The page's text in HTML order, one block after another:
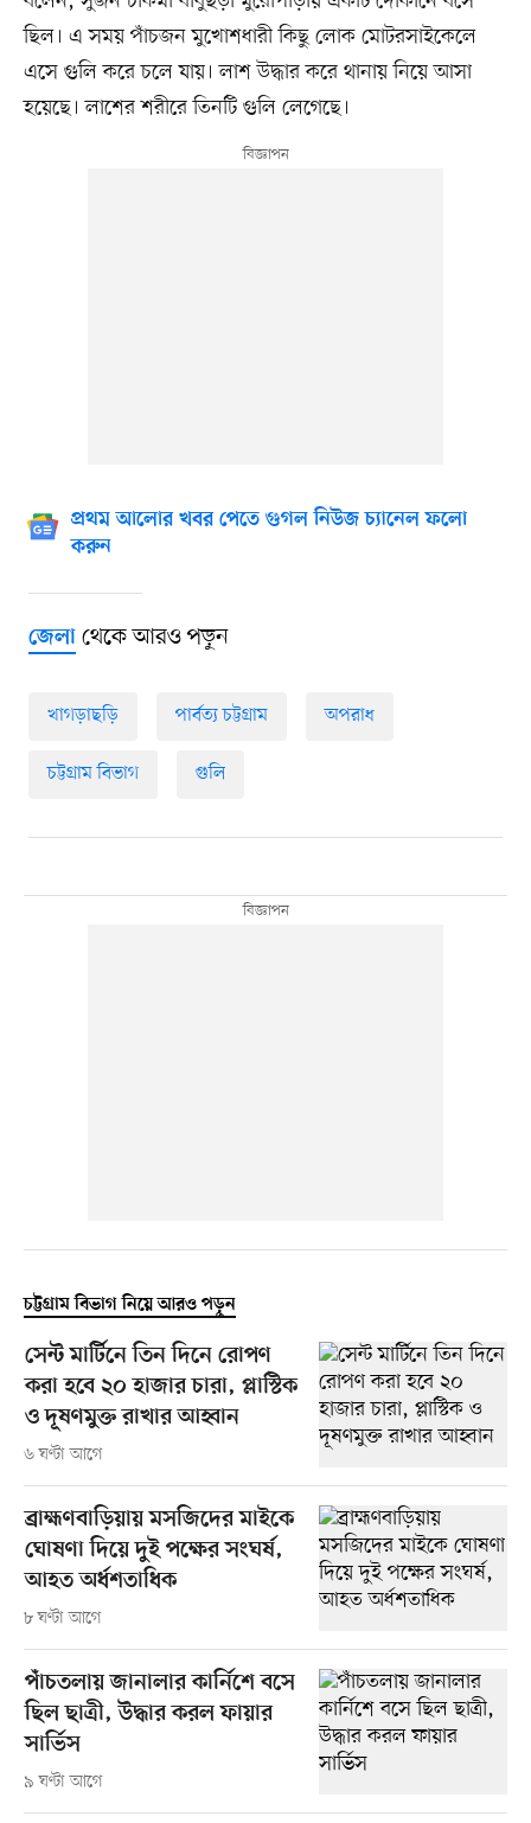
ছিল। এ সময় পাঁচজন মুখোশধারী কিছু লোক মোটরসাইকেলে
এসে গুলি করে চলে যায়। লাশ উদ্ধার করে থানায় নিয়ে আসা
হয়েছে। লাশের শরীরে তিনটি গুলি লেগেছে।
প্রথম আলোর খবর পেতে গুগল নিউজ চ্যানেল ফলো
করুন
জেলাথেকে আরও পড়ুন
খাগড়াছড়ি পার্বত্য চট্টগ্রাম অপরাধ
চট্টগ্রাম বিভাগ গুলি
চট্টগ্রাম বিভাগ নিয়ে আরও পড়ুন
সেন্ট মার্টিনে তিন দিনে রোপণ
করা হবে ২০ হাজার চারা, প্লাস্টিক
ও দূষণমুক্ত রাখার আহ্বান
৬ ঘণ্টা আগে
ব্রাহ্মণবাড়িয়ায় মসজিদের মাইকে
ঘোষণা দিয়ে দুই পক্ষের সংঘর্ষ,
আহত অর্ধশতাধিক
৮ ঘণ্টা আগে
পাঁচতলায় জানালার কার্নিশে বসে
ছিল ছাত্রী, উদ্ধার করল ফায়ার
সার্ভিস
৯ ঘণ্টা আগে